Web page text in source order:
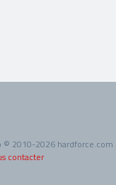
© 2010-2026 hardforce.com
contacter